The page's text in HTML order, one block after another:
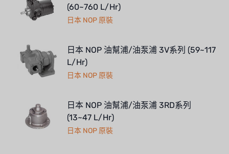
(60~760 L/Hr)
日本 NOP 原裝
日本 NOP 油幫浦/油泵浦 3V系列 (59~117
L/Hr)
日本 NOP 原裝
日本 NOP 油幫浦/油泵浦 3RD系列
(13~47 L/Hr)
日本 NOP 原裝